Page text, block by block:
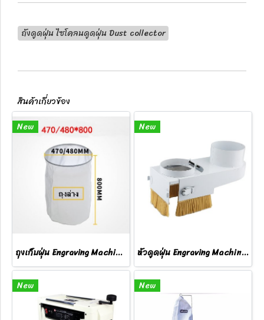
ถังดูดฝุ่น ไซโคลนดูดฝุ่น Dust collector
สินค้าเกี่ยวข้อง
New
ถุงเก็บฝุ่น Engraving Machine Dust Bag
New
หัวดูดฝุ่น Engraving Machine Dust Cover
New New